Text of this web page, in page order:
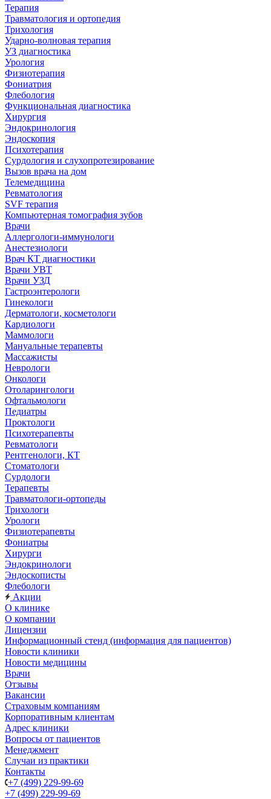
Терапия
Травматология и ортопедия
Трихология
Ударно-волновая терапия
УЗ диагностика
Урология
Физиотерапия
Фониатрия
Флебология
Функциональная диагностика
Хирургия
Эндокринология
Эндоскопия
Психотерапия
Сурдология и слухопротезирование
Вызов врача на дом
Телемедицина
Ревматология
SVF терапия
Компьютерная томография зубов
Врачи
Аллергологи-иммунологи
Анестезиологи
Врач КТ диагностики
Врачи УВТ
Врачи УЗД
Гастроэнтерологи
Гинекологи
Дерматологи, косметологи
Кардиологи
Маммологи
Мануальные терапевты
Массажисты
Неврологи
Онкологи
Отоларингологи
Офтальмологи
Педиатры
Проктологи
Психотерапевты
Ревматологи
Рентгенологи, КТ
Стоматологи
Сурдологи
Терапевты
Травматологи-ортопеды
Трихологи
Урологи
Физиотерапевты
Фониатры
Хирурги
Эндокринологи
Эндоскописты
Флебологи
Акции
О клинике
О компании
Лицензии
Информационный стенд (информация для пациентов)
Новости клиники
Новости медицины
Врачи
Отзывы
Вакансии
Страховым компаниям
Корпоративным клиентам
Адрес клиники
Вопросы от пациентов
Менеджмент
Случаи из практики
Контакты
+7 (499) 229-99-69
+7 (499) 229-99-69